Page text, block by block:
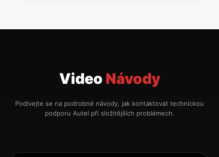
Video Návody
Podívejte se na podrobné návody, jak kontaktovat technickou
podporu Autel při složitějších problémech.